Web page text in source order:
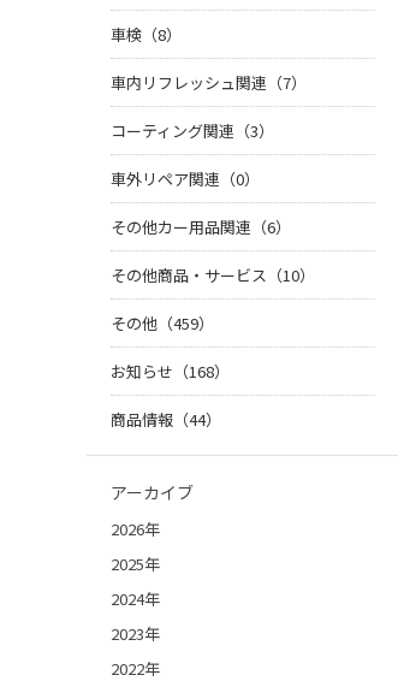
車検（8）
車内リフレッシュ関連（7）
コーティング関連（3）
車外リペア関連（0）
その他カー用品関連（6）
その他商品・サービス（10）
その他（459）
お知らせ（168）
商品情報（44）
アーカイブ
2026年
2025年
2024年
2023年
2022年